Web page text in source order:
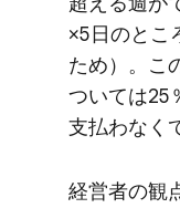
×5日の​とこ
ため）。​こ
ついては​25
支払わなく
経営者の​観